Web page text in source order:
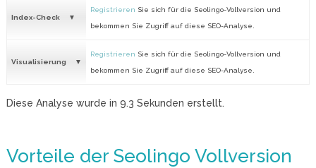
Index-Check
Registrieren Sie sich für die Seolingo-Vollversion und
bekommen Sie Zugriff auf diese SEO-Analyse.
Visualisierung
Registrieren Sie sich für die Seolingo-Vollversion und
bekommen Sie Zugriff auf diese SEO-Analyse.
Diese Analyse wurde in 9.3 Sekunden erstellt.
Vorteile der Seolingo Vollversion